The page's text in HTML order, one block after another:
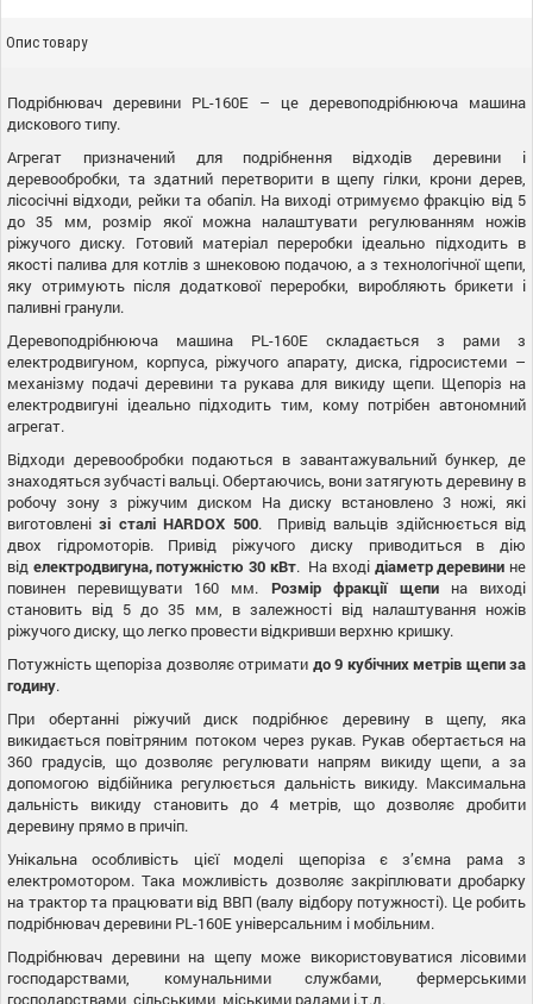
Опис товару
Подрібнювач деревини PL-160Е – це деревоподрібнююча машина
дискового типу.
Агрегат призначений для подрібнення відходів деревини і
деревообробки, та здатний перетворити в щепу гілки, крони дерев,
лісосічні відходи, рейки та обапіл. На виході отримуємо фракцію від 5
до 35 мм, розмір якої можна налаштувати регулюванням ножів
ріжучого диску. Готовий матеріал переробки ідеально підходить в
якості палива для котлів з шнековою подачою, а з технологічної щепи,
яку отримують після додаткової переробки, виробляють брикети і
паливні гранули.
Деревоподрібнююча машина PL-160Е складається з рами з
електродвигуном, корпуса, ріжучого апарату, диска, гідросистеми –
механізму подачі деревини та рукава для викиду щепи. Щепоріз на
електродвигуні ідеально підходить тим, кому потрібен автономний
агрегат.
Відходи деревообробки подаються в завантажувальний бункер, де
знаходяться зубчасті вальці. Обертаючись, вони затягують деревину в
робочу зону з ріжучим диском На диску встановлено 3 ножі, які
виготовленізі сталі HARDOX 500. Привід вальців здійснюється від
двох гідромоторів. Привід ріжучого диску приводиться в дію
від електродвигуна, потужністю 30 кВт. На вході діаметр деревини не
повинен перевищувати 160 мм. Розмірфракціїщепина виході
становить від 5 до 35 мм, в залежності від налаштування ножів
ріжучого диску, що легко провести відкривши верхню кришку.
Потужність щепоріза дозволяє отримати до 9 кубічних метрів щепи за
годину.
При обертанні ріжучий диск подрібнює деревину в щепу, яка
викидається повітряним потоком через рукав. Рукав обертається на
360 градусів, що дозволяє регулювати напрям викиду щепи, а за
допомогою відбійника регулюється дальність викиду. Максимальна
дальність викиду становить до 4 метрів, що дозволяє дробити
деревину прямо в причіп.
Унікальна особливість цієї моделі щепоріза є з’ємна рама з
електромотором. Така можливість дозволяє закріплювати дробарку
на трактор та працювати від ВВП (валу відбору потужності). Це робить
подрібнювач деревини PL-160Е універсальним і мобільним.
Подрібнювач деревини на щепу може використовуватися лісовими
господарствами, комунальними службами, фермерськими
господарствами, сільськими, міськими радами і.т.д.